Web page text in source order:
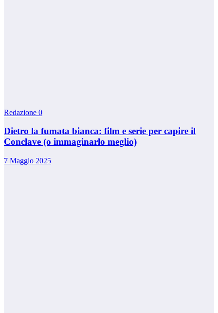
Redazione 0
Dietro la fumata bianca: film e serie per capire il
Conclave (o immaginarlo meglio)
7 Maggio 2025